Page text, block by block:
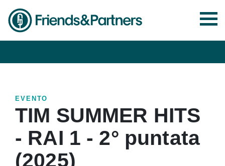
EVENTO
TIM SUMMER HITS
- RAI 1 - 2° puntata
(2025)